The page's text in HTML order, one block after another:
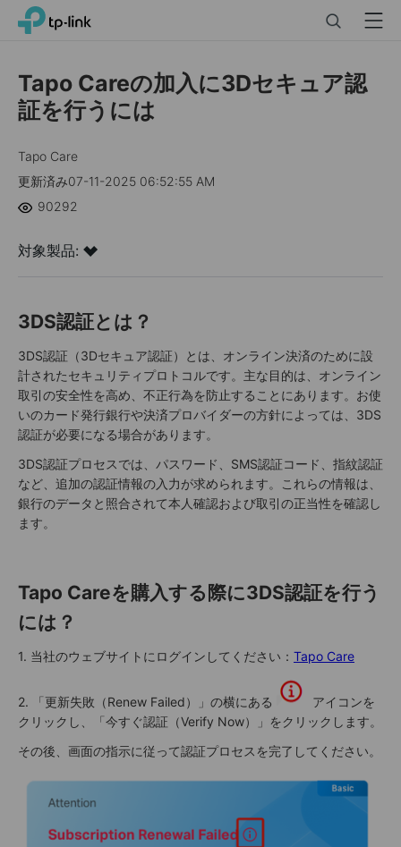
Click
navigation
bar
TP-Link, Reliably Smart Menu
Tapo Careの加入に3Dセキュア認
証を行うには
Tapo Care
更新済み07-11-2025 06:52:55 AM
90292
対象製品:
3DS認証とは？
3DS認証（3Dセキュア認証）とは、オンライン決済のために設
計されたセキュリティプロトコルです。主な目的は、オンライン
取引の安全性を高め、不正行為を防止することにあります。お使
いのカード発行銀行や決済プロバイダーの方針によっては、3DS
認証が必要になる場合があります。
3DS認証プロセスでは、パスワード、SMS認証コード、指紋認証
など、追加の認証情報の入力が求められます。これらの情報は、
銀行のデータと照合されて本人確認および取引の正当性を確認し
ます。
Tapo Careを購入する際に3DS認証を行う
には？
1. 当社のウェブサイトにログインしてください： Tapo Care
2. 「更新失敗（Renew Failed）」の横にある
アイコンを
クリックし、「今すぐ認証（Verify Now）」をクリックします。
その後、画面の指示に従って認証プロセスを完了してください。